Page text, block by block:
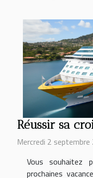
Réussir sa
Mercredi 2
Vous souhaitez
prochaines